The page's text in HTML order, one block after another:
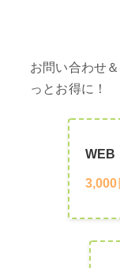
お問い合わせ
っとお得に！
WEB
3,000